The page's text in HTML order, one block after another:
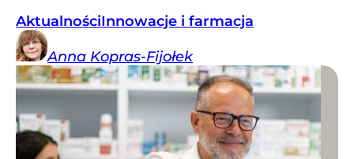
AktualnościInnowacje i farmacja
Anna Kopras-Fijołek